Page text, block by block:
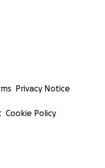
Privacy Notice
Cookie Policy